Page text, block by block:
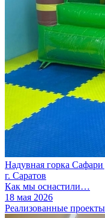
Надувная горка
г. Саратов
Как мы оснастили…
18 мая 2026
Реализованные проекты